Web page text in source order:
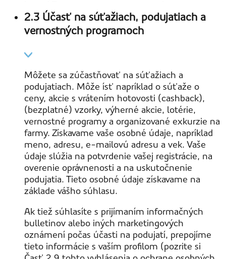
2.3 Účasť na súťažiach, podujatiach a
vernostných programoch
Môžete sa zúčastňovať na súťažiach a
podujatiach. Môže ísť napríklad o súťaže o
ceny, akcie s vrátením hotovosti (cashback),
(bezplatné) vzorky, výherné akcie, lotérie,
vernostné programy a organizované exkurzie na
farmy. Získavame vaše osobné údaje, napríklad
meno, adresu, e-mailovú adresu a vek. Vaše
údaje slúžia na potvrdenie vašej registrácie, na
overenie oprávnenosti a na uskutočnenie
podujatia. Tieto osobné údaje získavame na
základe vášho súhlasu.
Ak tiež súhlasíte s prijímaním informačných
bulletinov alebo iných marketingových
oznámení počas účasti na podujatí, prepojíme
tieto informácie s vaším profilom (pozrite si